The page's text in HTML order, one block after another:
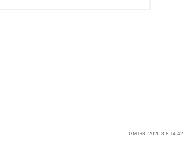
GMT+8, 2026-8-8 14:42